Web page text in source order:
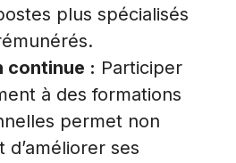
plus spécialisés
continue : Participer
à des formations
permet non
d’améliorer ses